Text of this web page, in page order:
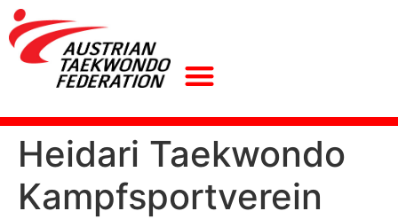
Heidari Taekwondo
Kampfsportverein